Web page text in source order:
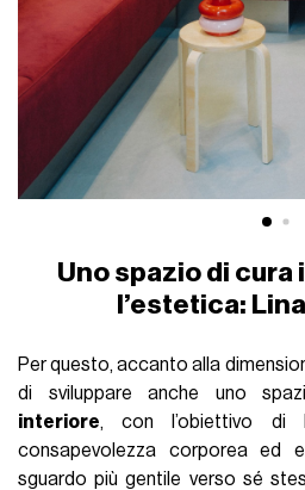
Uno spazio di
l’estetica:
Per questo, accanto alla
di sviluppare anche uno
interiore, con l’obiettivo di
consapevolezza corporea ed
sguardo più gentile verso sé